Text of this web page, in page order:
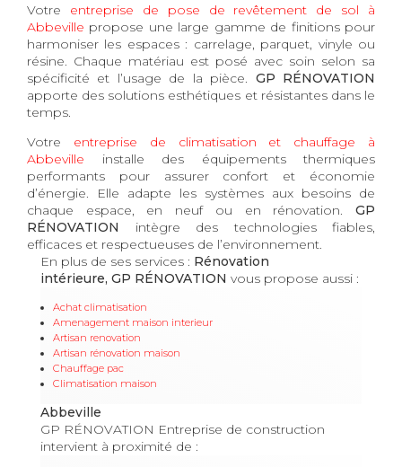
Votre entreprise de pose de revêtement de sol à
Abbeville propose une large gamme de finitions pour
harmoniser les espaces : carrelage, parquet, vinyle ou
résine. Chaque matériau est posé avec soin selon sa
spécificité et l’usage de la pièce. GP RÉNOVATION
apporte des solutions esthétiques et résistantes dans le
temps.
Votre entreprise de climatisation et chauffage à
Abbeville installe des équipements thermiques
performants pour assurer confort et économie
d’énergie. Elle adapte les systèmes aux besoins de
chaque espace, en neuf ou en rénovation. GP
RÉNOVATION
intègre des technologies fiables,
efficaces et respectueuses de l’environnement.
En plus de ses services : Rénovation
intérieure, GP RÉNOVATION vous propose aussi :
Achat climatisation
Amenagement maison interieur
Artisan renovation
Artisan rénovation maison
Chauffage pac
Climatisation maison
Abbeville
GP RÉNOVATION Entreprise de construction
intervient à proximité de :